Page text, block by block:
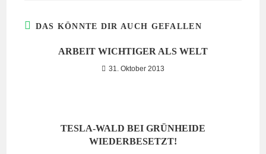
DAS KÖNNTE DIR AUCH GEFALLEN
ARBEIT WICHTIGER ALS WELT
31. Oktober 2013
TESLA-WALD BEI GRÜNHEIDE
WIEDERBESETZT!